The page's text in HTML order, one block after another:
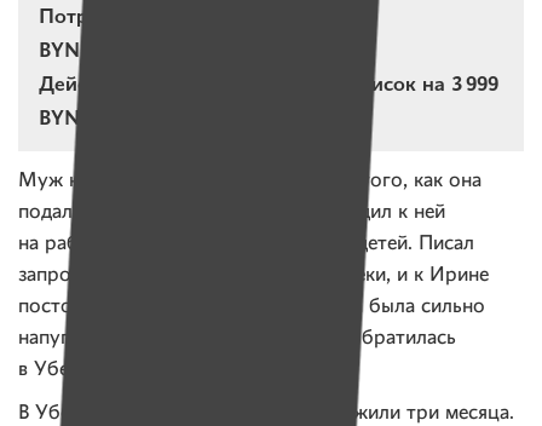
Потрачено за квартал: 9 952,20
BYN
Действующие подписки: 278 подписок на 3 999
BYN в месяц
Муж начал преследовать
после того, как она
подала на развод и алименты. Приходил к ней
на работу, часто угрожал отобрать детей. Писал
запросы в прокуратуру и органы опеки, и к Ирине
постоянно приходили проверки. Ира была сильно
напугана, не знала, что ей делать, и обратилась
в Убежище.
В Убежище Ира и двое ее детей прожили три месяца.